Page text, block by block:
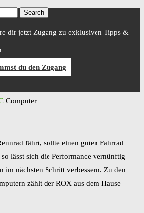
Search
dir jetzt Zugang zu exklusiven Tipps &
du den Zugang
Computer
fährt, sollte einen guten Fahrrad
lässt sich die Performance vernünftig
im nächsten Schritt verbessern. Zu den
zählt der ROX aus dem Hause